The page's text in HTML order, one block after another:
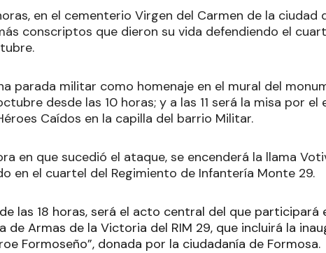
en el cementerio Virgen del Carmen de la ciudad
conscriptos que dieron su vida defendiendo el
parada militar como homenaje en el mural del
desde las 10 horas; y a las 11 será la misa por
Caídos en la capilla del barrio Militar.
en que sucedió el ataque, se encenderá la llama
en el cuartel del Regimiento de Infantería Monte 29.
las 18 horas, será el acto central del que participará
de Armas de la Victoria del RIM 29, que incluirá la
Formoseño”, donada por la ciudadanía de Formosa.